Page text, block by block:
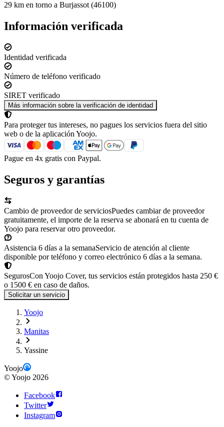
29 km en torno a Burjassot (46100)
Información verificada
Identidad verificada
Número de teléfono verificado
SIRET verificado
Más información sobre la verificación de identidad
Para proteger tus intereses, no pagues los servicios fuera del sitio
web o de la aplicación Yoojo.
Pague en 4x gratis con Paypal.
Seguros y garantías
Cambio de proveedor de serviciosPuedes cambiar de proveedor
gratuitamente, el importe de la reserva se abonará en tu cuenta de
Yoojo para reservar otro proveedor.
Asistencia 6 días a la semanaServicio de atención al cliente
disponible por teléfono y correo electrónico 6 días a la semana.
SegurosCon Yoojo Cover, tus servicios están protegidos hasta 250 €
o 1500 € en caso de daños.
Solicitar un servicio
Yoojo
Manitas
Yassine
Yoojo
©Yoojo 2026
Facebook
Twitter
Instagram